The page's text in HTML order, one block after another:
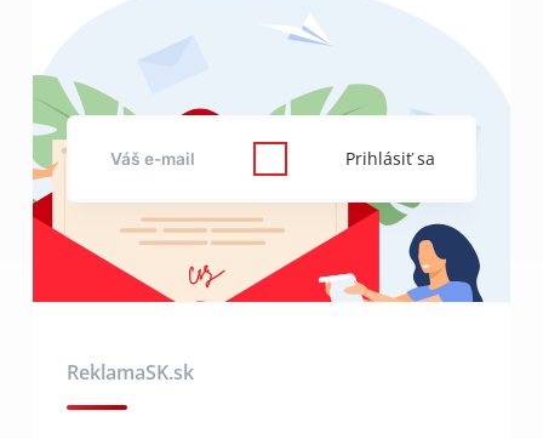
Prihlásiť sa
ReklamaSK.sk